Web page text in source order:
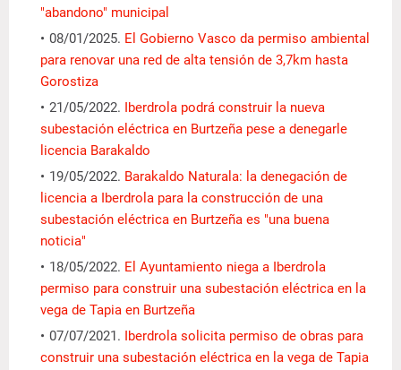
"abandono" municipal
08/01/2025. El Gobierno Vasco da permiso ambiental
para renovar una red de alta tensión de 3,7km hasta
Gorostiza
21/05/2022. Iberdrola podrá construir la nueva
subestación eléctrica en Burtzeña pese a denegarle
licencia Barakaldo
19/05/2022. Barakaldo Naturala: la denegación de
licencia a Iberdrola para la construcción de una
subestación eléctrica en Burtzeña es "una buena
noticia"
18/05/2022. El Ayuntamiento niega a Iberdrola
permiso para construir una subestación eléctrica en la
vega de Tapia en Burtzeña
07/07/2021. Iberdrola solicita permiso de obras para
construir una subestación eléctrica en la vega de Tapia